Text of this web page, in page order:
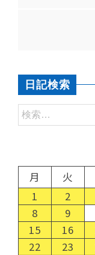
日記検索
月
火
1
2
8
9
15
16
22
23